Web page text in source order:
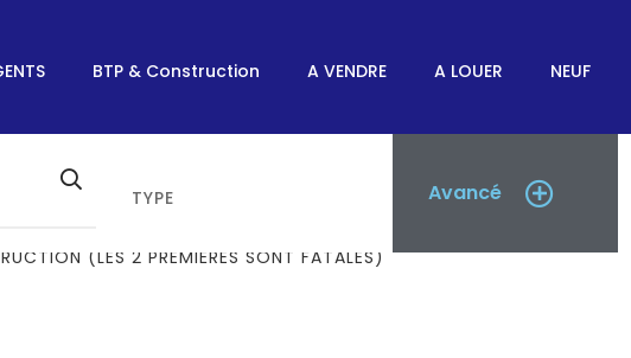
BTP & Construction A VENDRE A LOUER NEUF
TYPE
Avancé
IMMOBILIÈRES
(LES 2 PREMIÈRES SONT FATALES)